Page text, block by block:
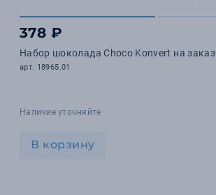
378 ₽
Набор шоколада Choco Konvert на заказ
арт. 18965.01
Наличие уточняйте
В корзину